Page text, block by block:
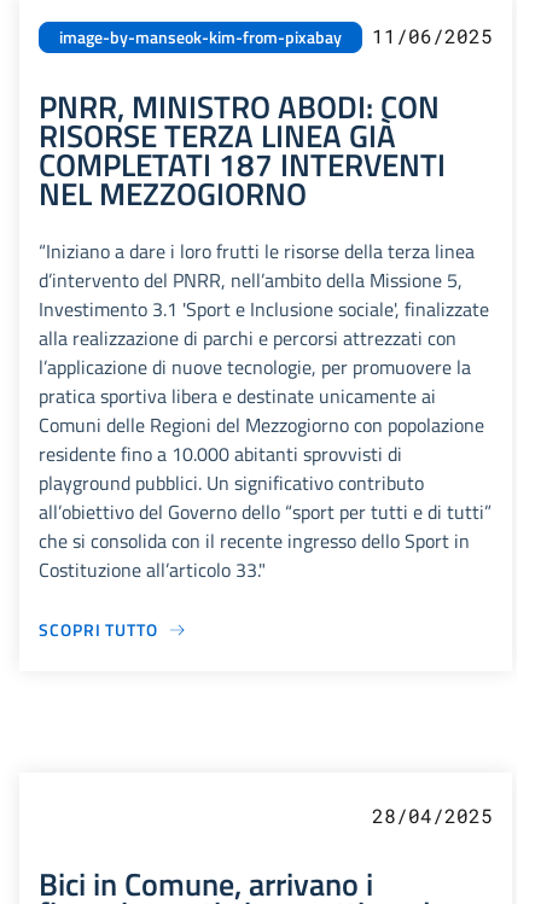
image-by-manseok-kim-from-pixabay 11/06/2025
PNRR, MINISTRO ABODI: CON
RISORSE TERZA LINEA GIÀ
COMPLETATI 187 INTERVENTI
NEL MEZZOGIORNO
“Iniziano a dare i loro frutti le risorse della terza linea
d’intervento del PNRR, nell’ambito della Missione 5,
Investimento 3.1 'Sport e Inclusione sociale', finalizzate
alla realizzazione di parchi e percorsi attrezzati con
l’applicazione di nuove tecnologie, per promuovere la
pratica sportiva libera e destinate unicamente ai
Comuni delle Regioni del Mezzogiorno con popolazione
residente fino a 10.000 abitanti sprovvisti di
playground pubblici. Un significativo contributo
all’obiettivo del Governo dello “sport per tutti e di tutti”
che si consolida con il recente ingresso dello Sport in
Costituzione all’articolo 33."
SCOPRI TUTTO
28/04/2025
Bici in Comune, arrivano i